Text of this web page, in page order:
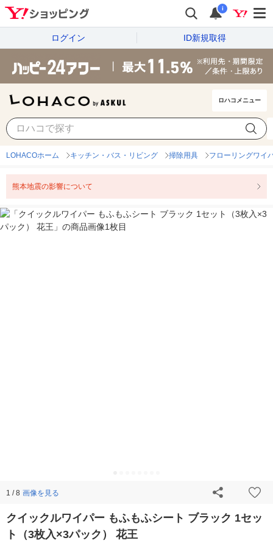
i
ログイン ID新規取得
ロハコメニュー
LOHACOホーム キッチン・バス・リビング 掃除用具 フローリングワイ
熊本地震の影響について
1 / 8 画像を見る
クイックルワイパー もふもふシート ブラック 1セッ
ト（3枚入×3パック） 花王